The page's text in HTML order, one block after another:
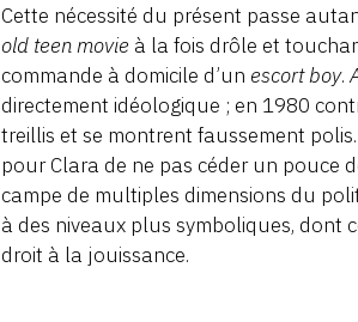
Cette nécessité du présent passe
old teen movie à la fois drôle et
commande à domicile d’un escort boy.
directement idéologique ; en 1980
treillis et se montrent faussement
pour Clara de ne pas céder un pouce
campe de multiples dimensions du
à des niveaux plus symboliques, dont
droit à la jouissance.